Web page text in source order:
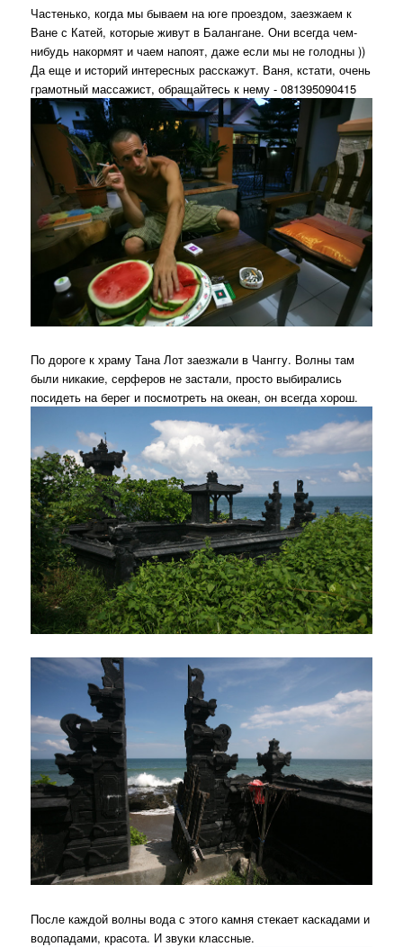
Частенько, когда мы бываем на юге проездом, заезжаем к
Ване с Катей, которые живут в Балангане. Они всегда чем-
нибудь накормят и чаем напоят, даже если мы не голодны ))
Да еще и историй интересных расскажут. Ваня, кстати, очень
грамотный массажист, обращайтесь к нему - 081395090415
По дороге к храму Тана Лот заезжали в Чанггу. Волны там
были никакие, серферов не застали, просто выбирались
посидеть на берег и посмотреть на океан, он всегда хорош.
После каждой волны вода с этого камня стекает каскадами и
водопадами, красота. И звуки классные.